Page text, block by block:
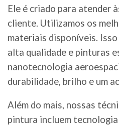
Ele é criado para atender
cliente. Utilizamos os
materiais disponíveis.
alta qualidade e pinturas
nanotecnologia
durabilidade, brilho e um
Além do mais, nossas
pintura incluem